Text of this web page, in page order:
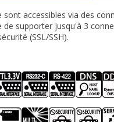
sont accessibles via des
de supporter jusqu'à 3
(SSL/SSH).